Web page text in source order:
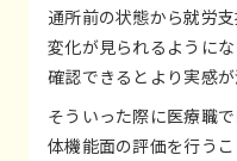
通所前の状態から就労
変化が見られるように
確認できるとより実感
そういった際に医療職
体機能面の評価を行う